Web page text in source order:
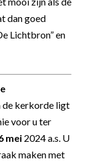
dan goed
Lichtbron” en
de kerkorde ligt
voor u ter
mei2024 a.s. U
maken met